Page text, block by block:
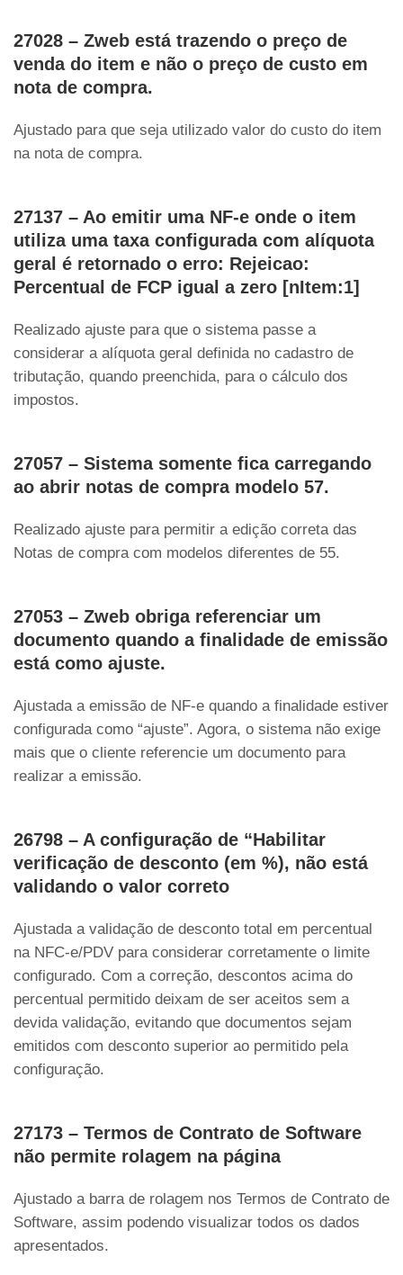
27028 – Zweb está trazendo o preço de
venda do item e não o preço de custo em
nota de compra.
Ajustado para que seja utilizado valor do custo do item
na nota de compra.
27137 – Ao emitir uma NF-e onde o item
utiliza uma taxa configurada com alíquota
geral é retornado o erro: Rejeicao:
Percentual de FCP igual a zero [nItem:1]
Realizado ajuste para que o sistema passe a
considerar a alíquota geral definida no cadastro de
tributação, quando preenchida, para o cálculo dos
impostos.
27057 – Sistema somente fica carregando
ao abrir notas de compra modelo 57.
Realizado ajuste para permitir a edição correta das
Notas de compra com modelos diferentes de 55.
27053 – Zweb obriga referenciar um
documento quando a finalidade de emissão
está como ajuste.
Ajustada a emissão de NF-e quando a finalidade estiver
configurada como “ajuste”. Agora, o sistema não exige
mais que o cliente referencie um documento para
realizar a emissão.
26798 – A configuração de “Habilitar
verificação de desconto (em %), não está
validando o valor correto
Ajustada a validação de desconto total em percentual
na NFC-e/PDV para considerar corretamente o limite
configurado. Com a correção, descontos acima do
percentual permitido deixam de ser aceitos sem a
devida validação, evitando que documentos sejam
emitidos com desconto superior ao permitido pela
configuração.
27173 – Termos de Contrato de Software
não permite rolagem na página
Ajustado a barra de rolagem nos Termos de Contrato de
Software, assim podendo visualizar todos os dados
apresentados.